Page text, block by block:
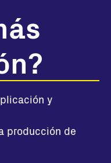
y
producción de